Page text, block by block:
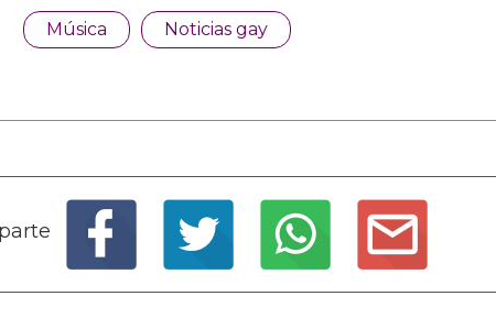
Música Noticias gay